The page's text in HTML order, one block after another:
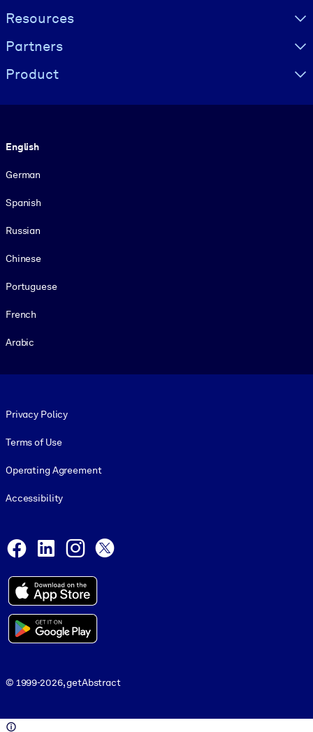
Resources
Partners
Product
English
German
Spanish
Russian
Chinese
Portuguese
French
Arabic
Privacy Policy
Terms of Use
Operating Agreement
Accessibility
Facebook
LinkedInInstagram
© 1999-2026, getAbstract